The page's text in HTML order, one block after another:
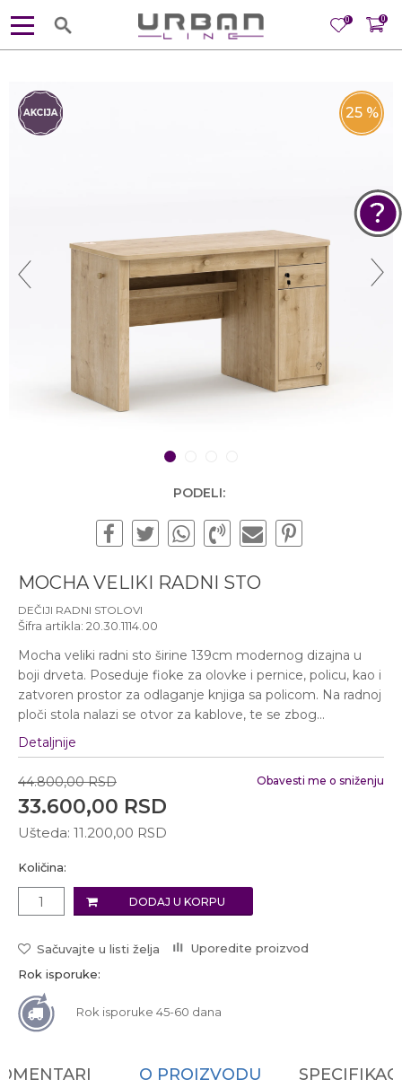
0
0
1
25 %
PODELI:
MOCHA VELIKI RADNI STO
DEČIJI RADNI STOLOVI
Šifra artikla: 20.30.1114.00
Mocha veliki radni sto širine 139cm modernog dizajna u
boji drveta. Poseduje fioke za olovke i pernice, policu, kao i
zatvoren prostor za odlaganje knjiga sa policom. Na radnoj
ploči stola nalazi se otvor za kablove, te se zbog...
Detaljnije
44.800,00 RSD
33.600,00 RSD
Ušteda: 11.200,00 RSD
Obavesti me o sniženju
Količina:
DODAJ U KORPU
Sačuvajte u listi želja
Uporedite proizvod
Rok isporuke:
Rok isporuke 45-60 dana
POMOĆ PRI KUPOVINI
Za više informacija, pomoć i
porudžbine
381 64 218 96 52
Radno vreme
Ponedeljak - Petak od
O PROIZVODU